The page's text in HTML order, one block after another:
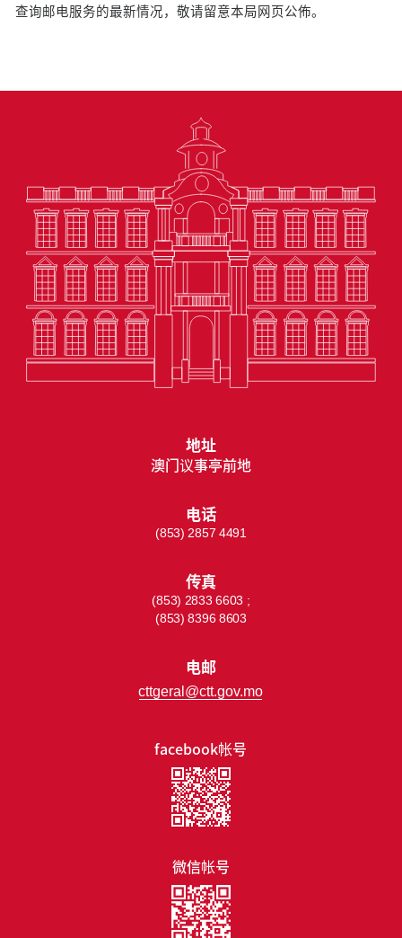
查询邮电服务的最新情况，敬请留意本局网页公佈。
facebook帐号
微信帐号
地址
澳门议事亭前地
电话
(853) 2857 4491
传真
(853) 2833 6603 ;
(853) 8396 8603
电邮
cttgeral@ctt.gov.mo